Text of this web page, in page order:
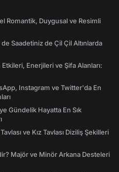
Romantik, Duygusal ve Resimli
Saadetiniz de Çil Çil Altınlarda
Enerjileri ve Şifa Alanları:
Instagram ve Twitter'da En
Gündelik Hayatta En Sık
ve Kız Tavlası Diziliş Şekilleri
Majör ve Minör Arkana Desteleri